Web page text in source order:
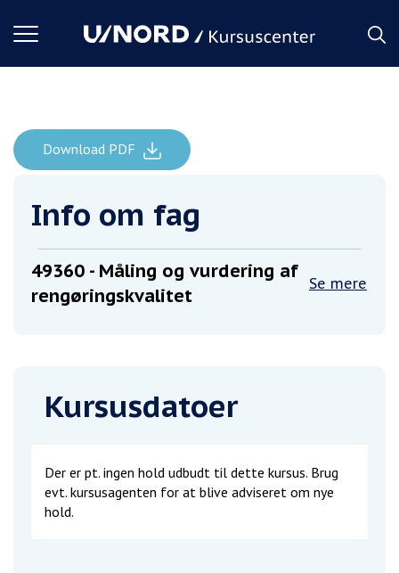
Toggle
Forside Måling og vurdering af rengøringskvalitet
Download PDF
Info om fag
49360 - Måling og vurdering af
rengøringskvalitet
Se mere
Kursusdatoer
Der er pt. ingen hold udbudt til dette kursus. Brug
evt. kursusagenten for at blive adviseret om nye
hold.